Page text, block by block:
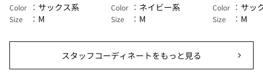
Color サックス系
Size M
Color ネイビー系
Size M
Color サッ
Size M
スタッフコーディネートをもっと見る